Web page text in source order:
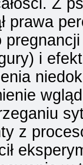
prawa
i
z